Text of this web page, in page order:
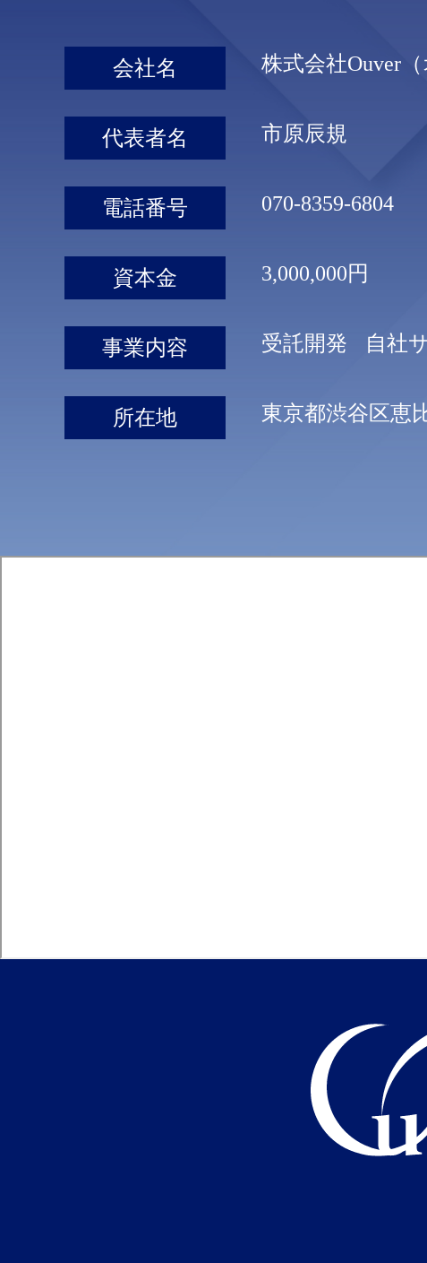
会社名 株式会社Ouver（
代表者名 市原辰規
電話番号 070-8359-6804
資本金 3,000,000円
事業内容 受託開発 自社
所在地 東京都渋谷区恵